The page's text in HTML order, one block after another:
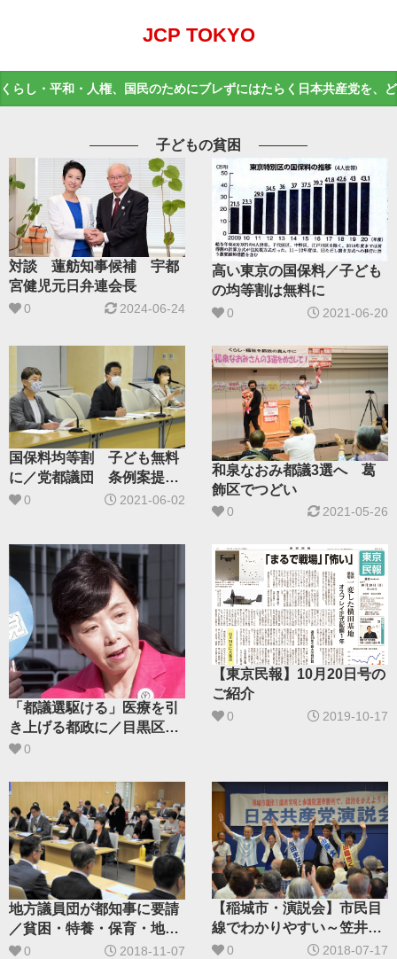
JCP TOKYO
くらし・平和・人権、国民のためにブレずにはたらく日本共産党を、
子どもの貧困
対談 蓮舫知事候補 宇都
宮健児元日弁連会長
0 2024-06-24
高い東京の国保料／子ども
の均等割は無料に
0 2021-06-20
国保料均等割 子ども無料
に／党都議団 条例案提出
へ0 2021-06-02
和泉なおみ都議3選へ 葛
飾区でつどい
0 2021-05-26
「都議選駆ける」医療を引
き上げる都政に／目黒区
（定数3）星見てい子さん
0
【東京民報】10月20日号の
ご紹介
0 2019-10-17
地方議員団が都知事に要請
／貧困・特養・保育・地域
バス･･･対策を
0 2018-11-07
【稲城市・演説会】市民目
線でわかりやすい～笠井
亮、吉良よし子両議員訴え
0 2018-07-17